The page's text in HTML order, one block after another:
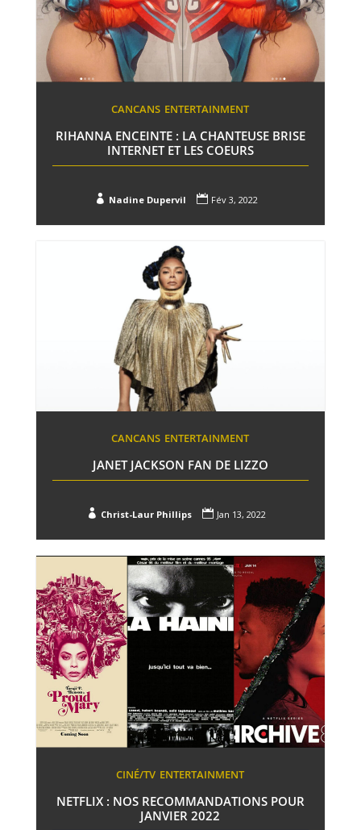
CANCANS ENTERTAINMENT
RIHANNA ENCEINTE : LA CHANTEUSE BRISE
INTERNET ET LES COEURS
 Nadine Dupervil  Fév 3, 2022
CANCANS ENTERTAINMENT
JANET JACKSON FAN DE LIZZO
 Christ-Laur Phillips  Jan 13, 2022
CINÉ/TV ENTERTAINMENT
NETFLIX : NOS RECOMMANDATIONS POUR
JANVIER 2022